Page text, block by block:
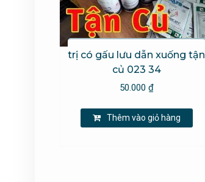
trị có gấu lưu dẫn xuống tận
củ 023 34
50.000 ₫
Thêm vào giỏ hàng